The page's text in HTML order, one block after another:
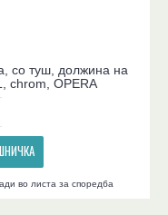
со туш, должина на
chrom, OPERA
во листа за споредба